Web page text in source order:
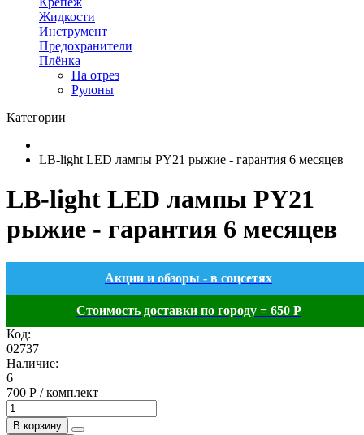
Жидкости
Инструмент
Предохранители
Плёнка
На отрез
Рулоны
Категории
LB-light LED лампы PY21 рыжие - гарантия 6 месяцев
LB-light LED лампы PY21
рыжие - гарантия 6 месяцев
Акции и обзоры - в соцсетях
Стоимость доставки по городу = 650 Р
Код:
02737
Наличие:
6
700 Р / комплект
В корзину